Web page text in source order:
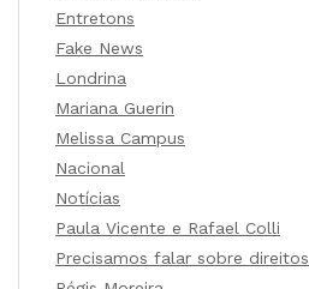
Entretons
Fake News
Londrina
Mariana Guerin
Melissa Campus
Nacional
Notícias
Paula Vicente e Rafael Colli
Precisamos falar sobre direitos